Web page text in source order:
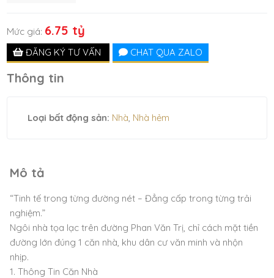
Mức giá: 6.75 tỷ
ĐĂNG KÝ TƯ VẤN CHAT QUA ZALO
Thông tin
Loại bất động sản: Nhà, Nhà hẻm
Mô tả
“Tinh tế trong từng đường nét – Đẳng cấp trong từng trải
nghiệm.”
Ngôi nhà tọa lạc trên đường Phan Văn Trị, chỉ cách mặt tiền
đường lớn đúng 1 căn nhà, khu dân cư văn minh và nhộn
nhịp.
1. Thông Tin Căn Nhà